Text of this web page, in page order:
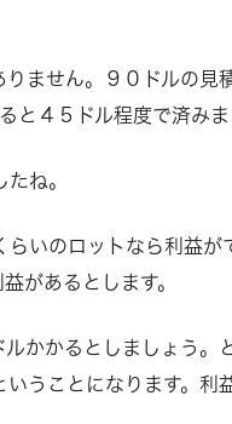
ません。９０ドルの見
４５ドル程度で済みま
ね。
いのロットなら利益が
があるとします。
かかるとしましょう。
うことになります。利